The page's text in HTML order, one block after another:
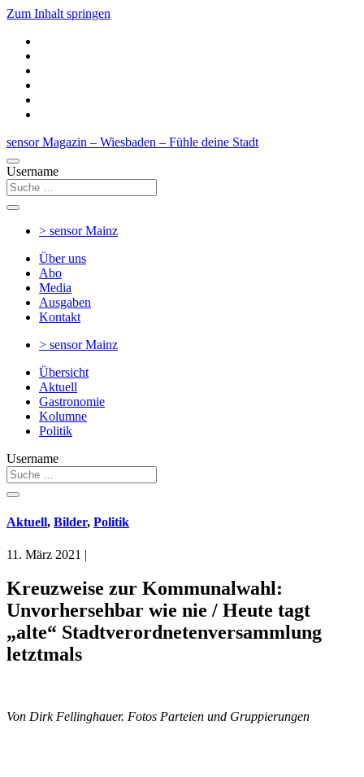
Zum Inhalt springen
sensor Magazin – Wiesbaden – Fühle deine Stadt
Username
> sensorMainz
Über uns
Abo
Media
Ausgaben
Kontakt
> sensorMainz
Übersicht
Aktuell
Gastronomie
Kolumne
Politik
Username
Aktuell, Bilder, Politik
11. März 2021 |
Kreuzweise zur Kommunalwahl:
Unvorhersehbar wie nie / Heute tagt
„alte“ Stadtverordnetenversammlung
letztmals
Von Dirk Fellinghauer. Fotos Parteien und Gruppierungen